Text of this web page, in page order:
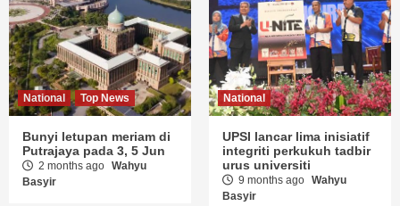
National Top News
Bunyi letupan meriam di
Putrajaya pada 3, 5 Jun
2 months ago Wahyu
Basyir
National
UPSI lancar lima inisiatif
integriti perkukuh tadbir
urus universiti
9 months ago Wahyu
Basyir